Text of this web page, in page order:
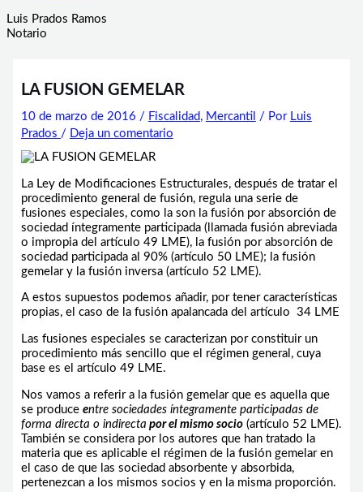
Luis Prados Ramos
Notario
LA FUSION GEMELAR
10 de marzo de 2016 / Fiscalidad, Mercantil / Por Luis
Prados / Deja un comentario
La Ley de Modificaciones Estructurales, después de tratar el
procedimiento general de fusión, regula una serie de
fusiones especiales, como la son la fusión por absorción de
sociedad íntegramente participada (llamada fusión abreviada
o impropia del artículo 49 LME), la fusión por absorción de
sociedad participada al 90% (artículo 50 LME); la fusión
gemelar y la fusión inversa (artículo 52 LME).
A estos supuestos podemos añadir, por tener características
propias, el caso de la fusión apalancada del artículo 34 LME
Las fusiones especiales se caracterizan por constituir un
procedimiento más sencillo que el régimen general, cuya
base es el artículo 49 LME.
Nos vamos a referir a la fusión gemelar que es aquella que
se produce entre sociedades íntegramente participadas de
forma directa o indirecta por el mismo socio(artículo 52 LME).
También se considera por los autores que han tratado la
materia que es aplicable el régimen de la fusión gemelar en
el caso de que las sociedad absorbente y absorbida,
pertenezcan a los mismos socios y en la misma proporción.